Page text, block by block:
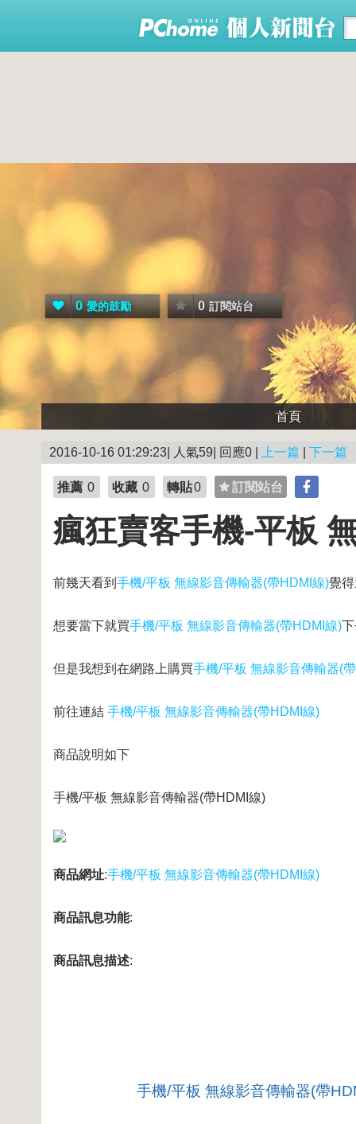
0 愛的鼓勵 0 訂閱站台
首頁
2016-10-16 01:29:23| 人氣59| 回應0 | 上一篇 下一篇
推薦 0 收藏 0 轉貼0 訂閱站台
瘋狂賣客手機-平板
前幾天看到 手機/平板 無線影音傳輸器(帶HDMI線)覺
想要當下就買手機/平板 無線影音傳輸器(帶HDMI線)
但是我想到在網路上購買手機/平板 無線影音傳輸器(
前往連結 手機/平板 無線影音傳輸器(帶HDMI線)
商品說明如下
手機/平板 無線影音傳輸器(帶HDMI線)
商品網址:手機/平板 無線影音傳輸器(帶HDMI線)
商品訊息功能:
商品訊息描述:
手機/平板 無線影音傳輸器(帶